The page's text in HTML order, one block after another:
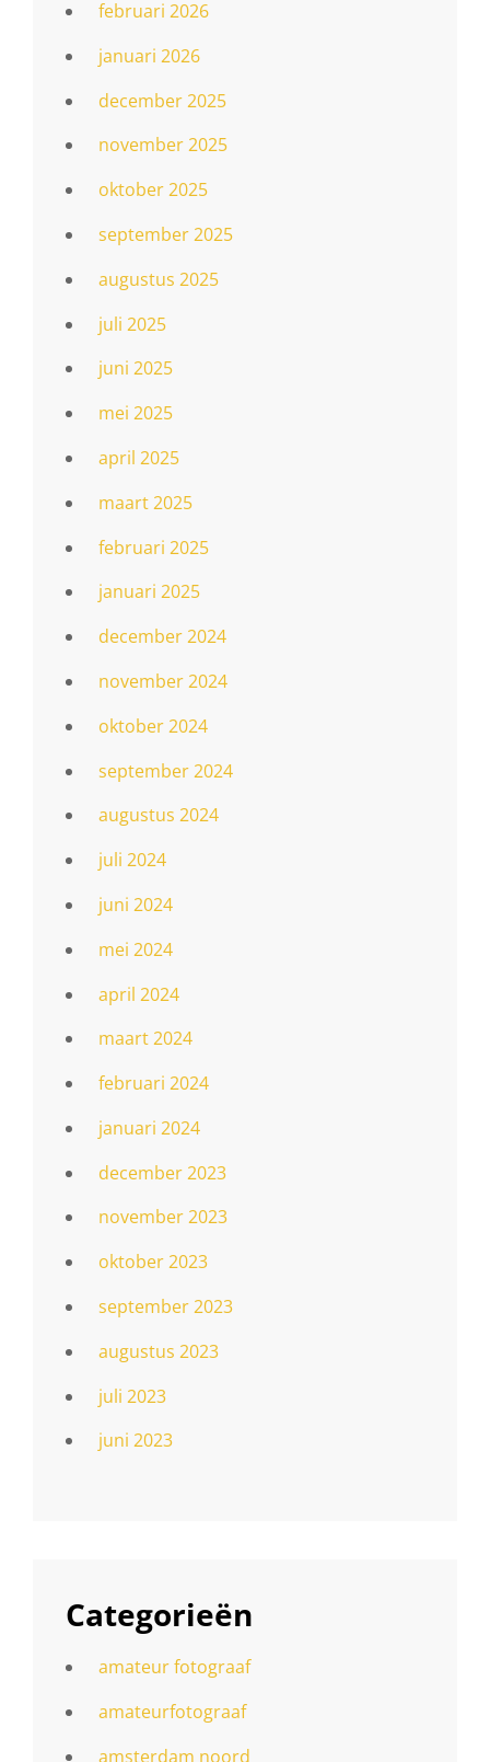
februari 2026
januari 2026
december 2025
november 2025
oktober 2025
september 2025
augustus 2025
juli 2025
juni 2025
mei 2025
april 2025
maart 2025
februari 2025
januari 2025
december 2024
november 2024
oktober 2024
september 2024
augustus 2024
juli 2024
juni 2024
mei 2024
april 2024
maart 2024
februari 2024
januari 2024
december 2023
november 2023
oktober 2023
september 2023
augustus 2023
juli 2023
juni 2023
Categorieën
amateur fotograaf
amateurfotograaf
amsterdam noord